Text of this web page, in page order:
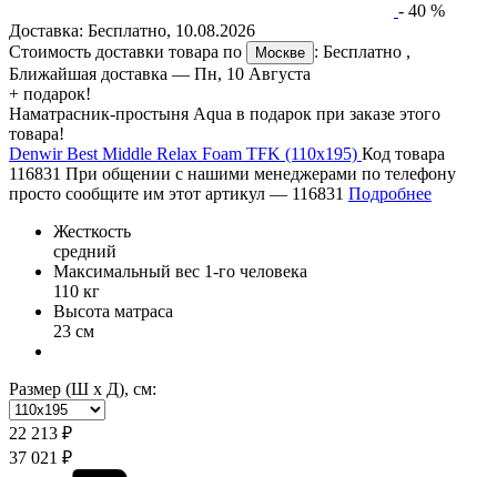
- 40 %
Доставка: Бесплатно, 10.08.2026
Стоимость доставки товара по
Москве : Бесплатно ,
Ближайшая доставка — Пн, 10 Августа
+ подарок!
Наматрасник-простыня Aqua в подарок при заказе этого
товара!
Denwir Best Middle Relax Foam TFK (110х195) Код товара
116831 При общении с нашими менеджерами по телефону
просто сообщите им этот артикул — 116831 Подробнее
Жесткость
средний
Максимальный вес 1-го человека
110 кг
Высота матраса
23 см
Размер (Ш х Д), см:
22 213 ₽
37 021 ₽